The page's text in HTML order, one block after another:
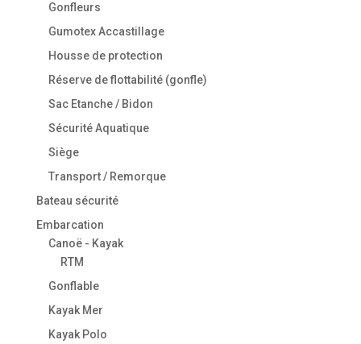
Gonfleurs
Gumotex Accastillage
Housse de protection
Réserve de flottabilité (gonfle)
Sac Etanche / Bidon
Sécurité Aquatique
Siège
Transport / Remorque
Bateau sécurité
Embarcation
Canoë - Kayak
RTM
Gonflable
Kayak Mer
Kayak Polo